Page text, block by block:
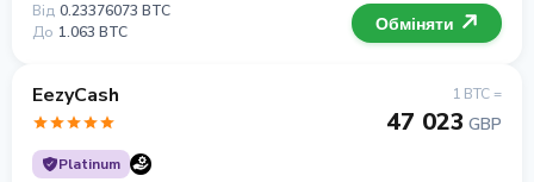
Від 0.23376073 BTC
До 1.063 BTC Обміняти
EezyCash
Platinum
1 BTC =
47 023 GBP